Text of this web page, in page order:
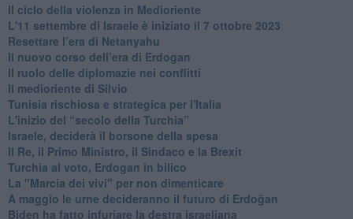
Il ciclo della violenza in Medioriente
L'11 settembre di Israele è iniziato il 7 ottobre 2023
Resettare l’era di Netanyahu
​Il nuovo corso dell’era di Erdogan
Il ruolo delle diplomazie nei conflitti
Il medioriente di Silvio
Tunisia rischiosa e strategica per l'Italia
L'inizio del “secolo della Turchia”
Israele, deciderà il borsone della spesa
Il Re, il Primo Ministro, il Sindaco e la Brexit
Turchia al voto, Erdogan in bilico
La "Marcia dei vivi" per non dimenticare
A maggio le urne decideranno il futuro di Erdoğan
Biden ha fatto infuriare la destra israeliana